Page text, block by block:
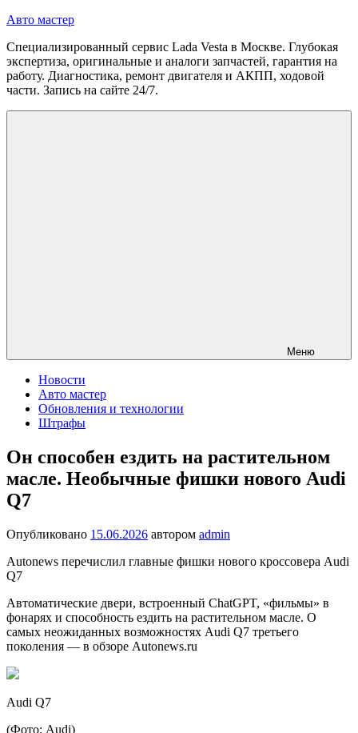
Перейти
содержимому
Авто мастер
Специализированный сервис Lada Vesta в Москве. Глубокая
экспертиза, оригинальные и аналоги запчастей, гарантия на
работу. Диагностика, ремонт двигателя и АКПП, ходовой
части. Запись на сайте 24/7.
Меню
Новости
Авто мастер
Обновления и технологии
Штрафы
Он способен ездить на растительном
масле. Необычные фишки нового Audi
Q7
Опубликовано 15.06.2026 автором admin
Autonews перечислил главные фишки нового кроссовера Audi
Q7
Автоматические двери, встроенный ChatGPT, «фильмы» в
фонарях и способность ездить на растительном масле. О
самых неожиданных возможностях Audi Q7 третьего
поколения — в обзоре Autonews.ru
Audi Q7
(Фото: Audi)